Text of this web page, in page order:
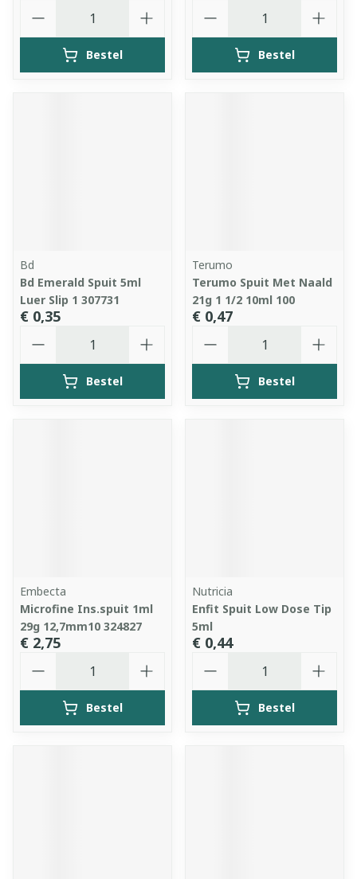
Bestel Bestel
Bd
Bd Emerald Spuit 5ml
Luer Slip 1 307731
€ 0,35
Bestel
Terumo
Terumo Spuit Met Naald
21g 1 1/2 10ml 100
€ 0,47
Bestel
Embecta
Microfine Ins.spuit 1ml
29g 12,7mm10 324827
€ 2,75
Bestel
Nutricia
Enfit Spuit Low Dose Tip
5ml
€ 0,44
Bestel